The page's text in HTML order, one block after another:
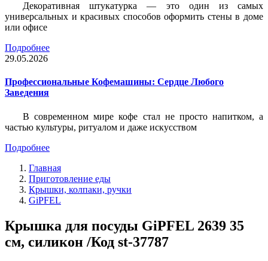
Декоративная штукатурка — это один из самых
универсальных и красивых способов оформить стены в доме
или офисе
Подробнее
29.05.2026
Профессиональные Кофемашины: Сердце Любого
Заведения
В современном мире кофе стал не просто напитком, а
частью культуры, ритуалом и даже искусством
Подробнее
Главная
Приготовление еды
Крышки, колпаки, ручки
GiPFEL
Крышка для посуды GiPFEL 2639 35
см, силикон /Код st-37787